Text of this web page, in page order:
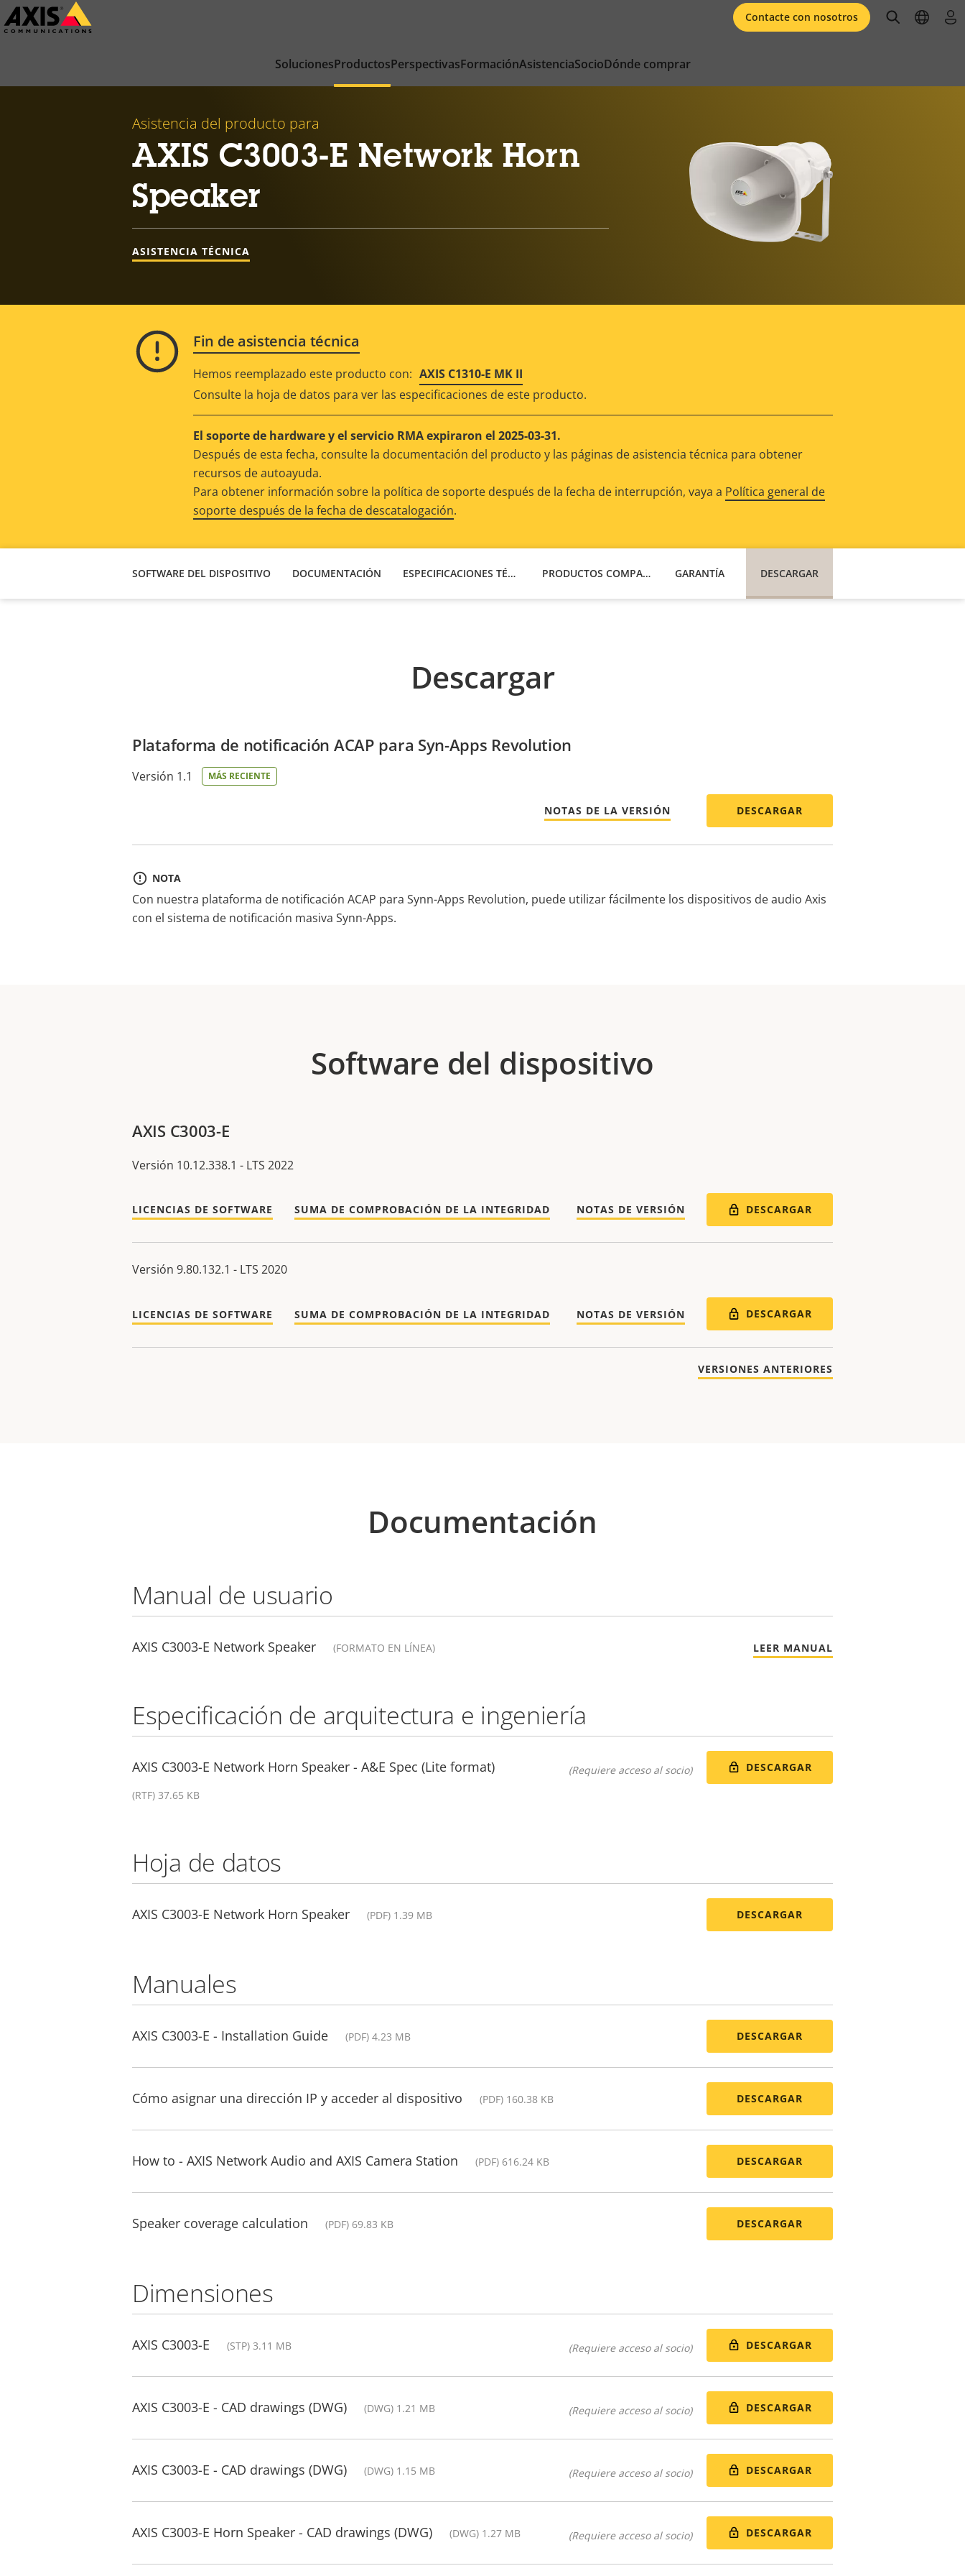
Saltar
al
SolucionesProductosPerspectivasFormaciónAsistenciaSocioDónde comprar
Contacte con nosotros openopen
Asistencia del producto para
AXIS C3003-E Network Horn
Speaker
ASISTENCIA TÉCNICA
Fin de asistencia técnica
Hemos reemplazado este producto con: AXIS C1310-E MK II
Consulte la hoja de datos para ver las especificaciones de este producto.
El soporte de hardware y el servicio RMA expiraron el 2025-03-31.
Después de esta fecha, consulte la documentación del producto y las páginas de asistencia técnica para obtener
recursos de autoayuda.
Para obtener información sobre la política de soporte después de la fecha de interrupción, vaya a Política general de
soporte después de la fecha de descatalogación.
DESCARGAR
SOFTWARE DEL DISPOSITIVO DOCUMENTACIÓN ESPECIFICACIONES TÉCNICAS PRODUCTOS COMPATIBLES GARANTÍA
Descargar
Plataforma de notificación ACAP para Syn-Apps Revolution
Versión 1.1 MÁS RECIENTE
NOTAS DE LA VERSIÓN DESCARGAR
NOTA
Con nuestra plataforma de notificación ACAP para Synn-Apps Revolution, puede utilizar fácilmente los dispositivos de audio Axis
con el sistema de notificación masiva Synn-Apps.
Software del dispositivo
AXIS C3003-E
Versión 10.12.338.1 - LTS 2022
LICENCIAS DE SOFTWARE SUMA DE COMPROBACIÓN DE LA INTEGRIDAD NOTAS DE VERSIÓN DESCARGAR
Versión 9.80.132.1 - LTS 2020
LICENCIAS DE SOFTWARE SUMA DE COMPROBACIÓN DE LA INTEGRIDAD NOTAS DE VERSIÓN DESCARGAR
VERSIONES ANTERIORES
Documentación
Manual de usuario
AXIS C3003-E Network Speaker (FORMATO EN LÍNEA) LEER MANUAL
Especificación de arquitectura e ingeniería
AXIS C3003-E Network Horn Speaker - A&E Spec (Lite format)
(RTF) 37.65 KB
(Requiere acceso al socio) DESCARGAR
Hoja de datos
AXIS C3003-E Network Horn Speaker (PDF) 1.39 MB DESCARGAR
Manuales
AXIS C3003-E - Installation Guide (PDF) 4.23 MB DESCARGAR
Cómo asignar una dirección IP y acceder al dispositivo (PDF) 160.38 KB DESCARGAR
How to - AXIS Network Audio and AXIS Camera Station (PDF) 616.24 KB DESCARGAR
Speaker coverage calculation (PDF) 69.83 KB DESCARGAR
Dimensiones
AXIS C3003-E (STP) 3.11 MB (Requiere acceso al socio) DESCARGAR
AXIS C3003-E - CAD drawings (DWG) (DWG) 1.21 MB (Requiere acceso al socio) DESCARGAR
AXIS C3003-E - CAD drawings (DWG) (DWG) 1.15 MB (Requiere acceso al socio) DESCARGAR
AXIS C3003-E Horn Speaker - CAD drawings (DWG) (DWG) 1.27 MB (Requiere acceso al socio) DESCARGAR